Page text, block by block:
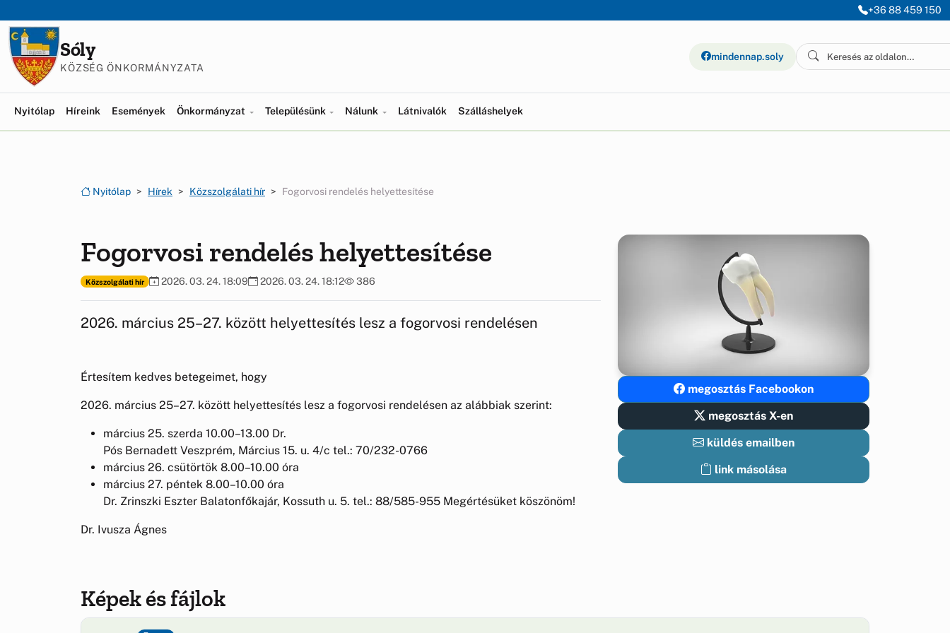
+36 88 459 150
Sóly
KÖZSÉG ÖNKORMÁNYZATA
mindennap.soly
Nyitólap Híreink Események Önkormányzat Településünk Nálunk Látnivalók Szálláshelyek
Nyitólap Hírek Közszolgálati hír Fogorvosi rendelés helyettesítése
Fogorvosi rendelés helyettesítése
Közszolgálati hír 2026. 03. 24. 18:09 2026. 03. 24. 18:12 386
2026. március 25–27. között helyettesítés lesz a fogorvosi rendelésen
Értesítem kedves betegeimet, hogy
2026. március 25–27. között helyettesítés lesz a fogorvosi rendelésen az alábbiak szerint:
március 25. szerda 10.00–13.00 Dr.
Pós Bernadett Veszprém, Március 15. u. 4/c tel.: 70/232-0766
március 26. csütörtök 8.00–10.00 óra
március 27. péntek 8.00–10.00 óra
Dr. Zrinszki Eszter Balatonfőkajár, Kossuth u. 5. tel.: 88/585-955 Megértésüket köszönöm!
Dr. Ivusza Ágnes
megosztás Facebookon
megosztás X-en
küldés emailben
link másolása
Képek és fájlok